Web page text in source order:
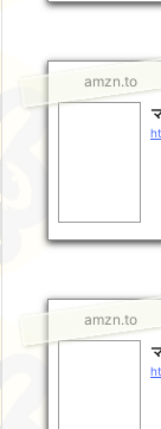
amzn.to
amzn.to